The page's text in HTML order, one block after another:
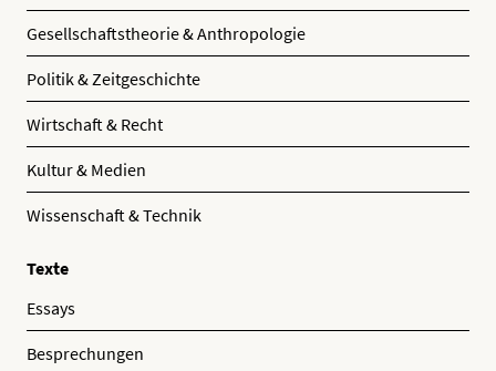
Gesellschaftstheorie & Anthropologie
Politik & Zeitgeschichte
Wirtschaft & Recht
Kultur & Medien
Wissenschaft & Technik
Texte
Essays
Besprechungen